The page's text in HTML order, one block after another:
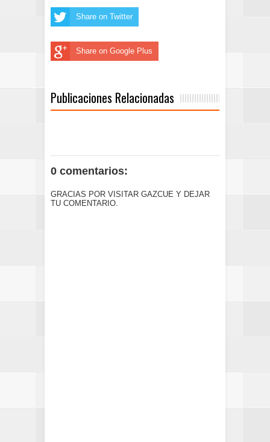
Share on Twitter
Share on Google Plus
Publicaciones Relacionadas
0 comentarios:
GRACIAS POR VISITAR GAZCUE Y DEJAR
TU COMENTARIO.